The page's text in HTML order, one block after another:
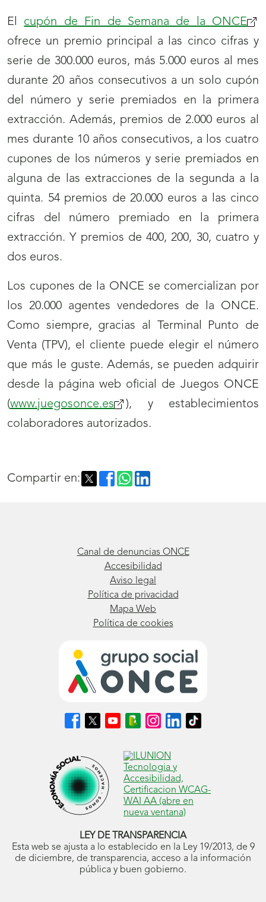
El cupón de Fin de Semana de la ONCE
ofrece un premio principal a las cinco cifras y
serie de 300.000 euros, más 5.000 euros al mes
durante 20 años consecutivos a un solo cupón
del número y serie premiados en la primera
extracción. Además, premios de 2.000 euros al
mes durante 10 años consecutivos, a los cuatro
cupones de los números y serie premiados en
alguna de las extracciones de la segunda a la
quinta. 54 premios de 20.000 euros a las cinco
cifras del número premiado en la primera
extracción. Y premios de 400, 200, 30, cuatro y
dos euros.
Los cupones de la ONCE se comercializan por
los 20.000 agentes vendedores de la ONCE.
Como siempre, gracias al Terminal Punto de
Venta (TPV), el cliente puede elegir el número
que más le guste. Además, se pueden adquirir
desde la página web oficial de Juegos ONCE
(www.juegosonce.es
), y establecimientos
colaboradores autorizados.
Compartir en:
Canal de denuncias ONCE
Accesibilidad
Aviso legal
Política de privacidad
Mapa Web
Política de cookies
Síguenos
en
abrirá
en
ventana
nueva)
Síguenos
en
abrirá
en
ventana
nueva)
Síguenos
en
abrirá
en
ventana
nueva)
Síguenos
en
Blog
ONCE
(se
abrirá
en
ventana
nueva)
Síguenos
en
(se
abrirá
en
ventana
nueva)
Síguenos
en
(se
abrirá
en
ventana
nueva)
Síguenos
en
ventana
nueva)
LEY DE TRANSPARENCIA
Esta web se ajusta a lo establecido en la Ley 19/2013, de 9
de diciembre, de transparencia, acceso a la información
pública y buen gobierno.